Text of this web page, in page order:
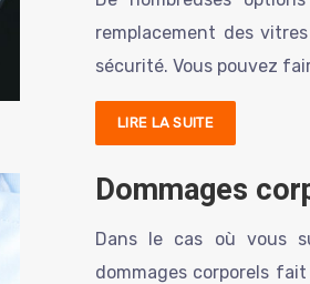
remplacement des
sécurité. Vous pouvez
LIRE LA SUITE
Dommages
Dans le cas où vous
dommages corporels